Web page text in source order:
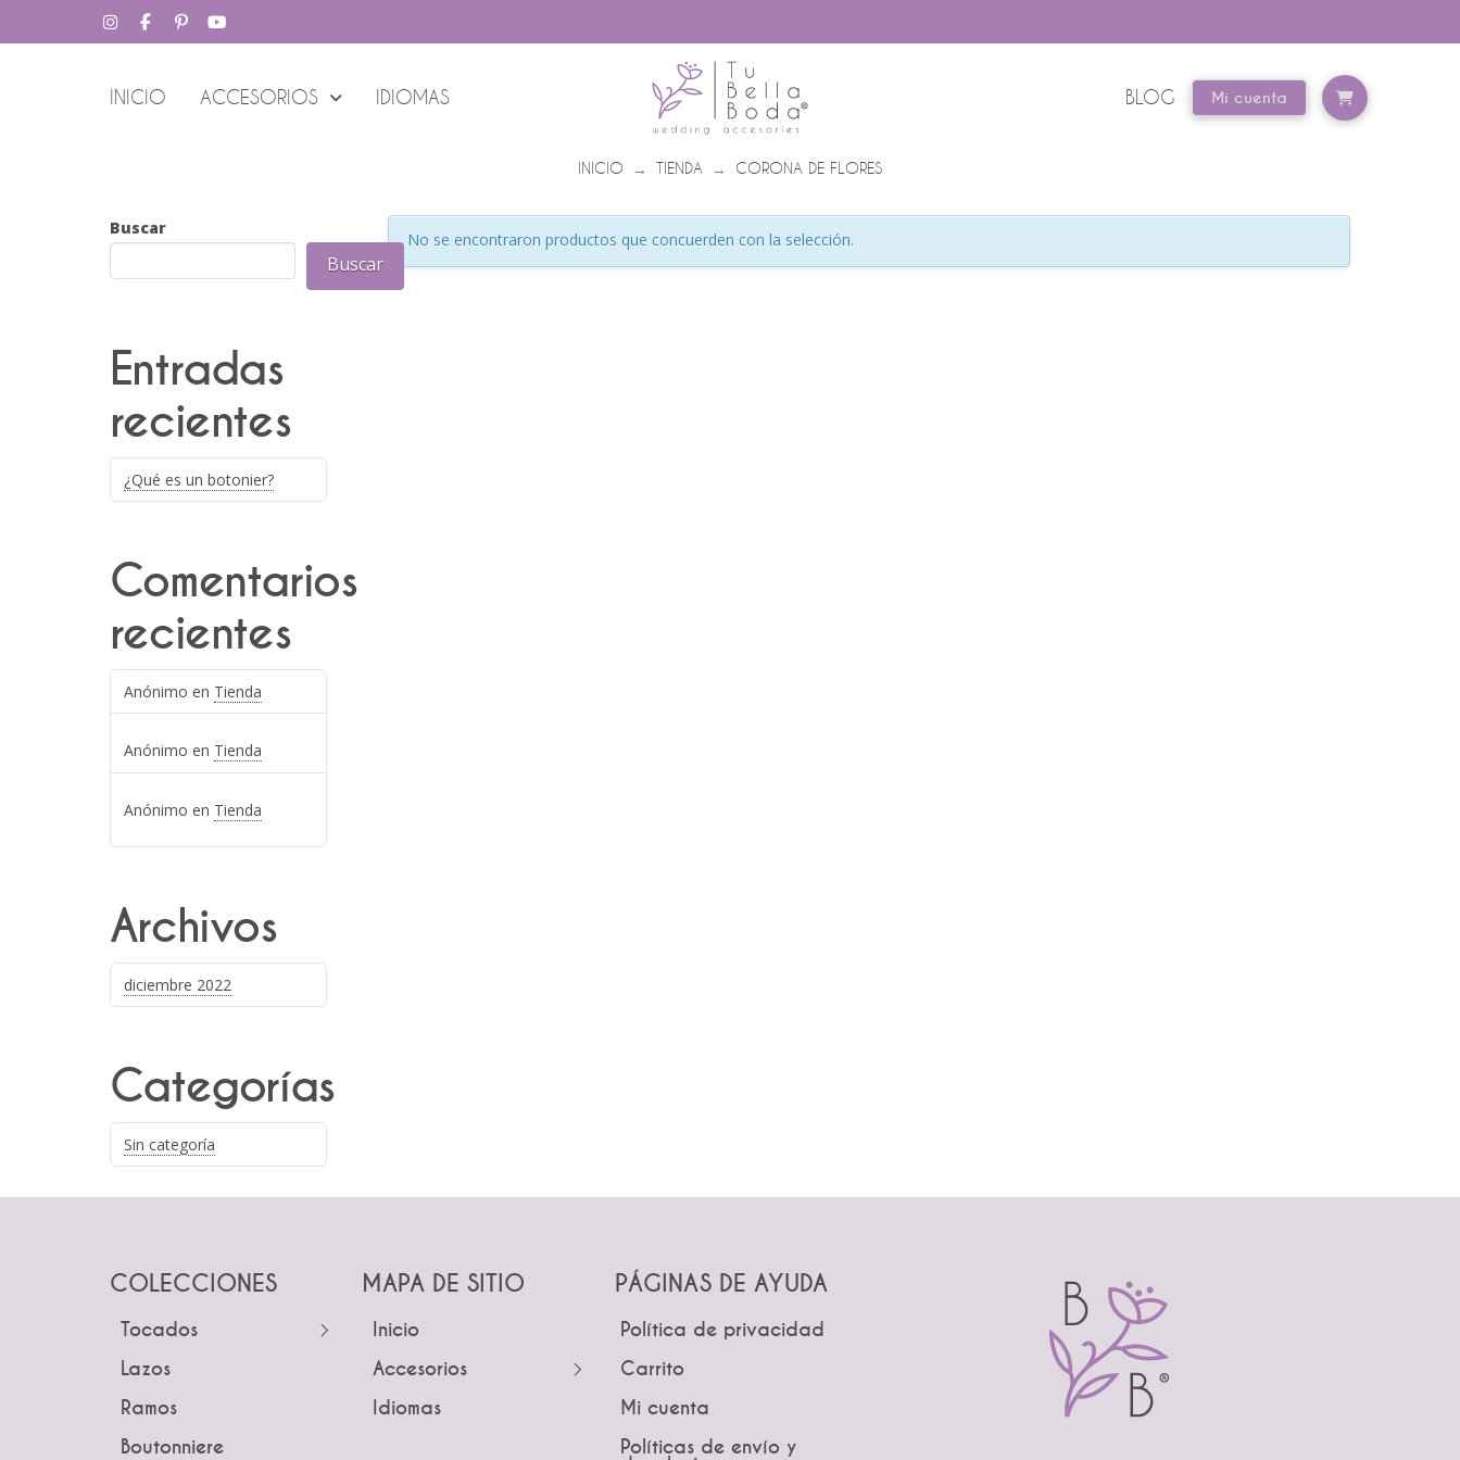
INICIO ACCESORIOS IDIOMAS BLOG Mi cuenta
INICIO → TIENDA → CORONA DE FLORES
No se encontraron productos que concuerden con la selección.
Buscar
Buscar
Entradas
recientes
¿Qué es un botonier?
Comentarios
recientes
Anónimo en Tienda
Anónimo en Tienda
Anónimo en Tienda
Archivos
diciembre 2022
Categorías
Sin categoría
COLECCIONES
Tocados
← Atrás
Guías
Peinetas
Pines
Lazos
Ramos
Boutonniere
MAPA DE SITIO
Inicio
Accesorios
← Atrás
Tocados
← Atrás
Peinetas
Pines
Lazos
Idiomas
PÁGINAS DE AYUDA
Política de privacidad
Carrito
Mi cuenta
Políticas de envío y